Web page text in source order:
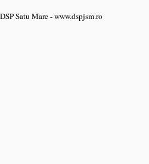
DSP Satu Mare - www.dspjsm.ro